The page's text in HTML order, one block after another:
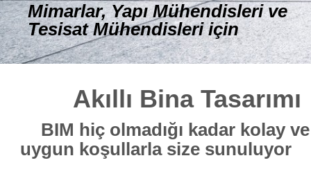
Mimarlar, Yapı Mühendisleri ve
Tesisat Mühendisleri için
Akıllı Bina Tasarımı
BIM hiç olmadığı kadar kolay ve
uygun koşullarla size sunuluyor